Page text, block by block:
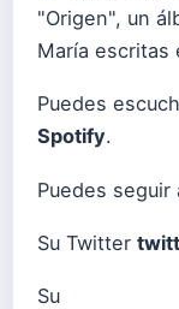
"Origen", un
María escritas
Puedes
Spotify.
Puedes seguir
Su Twitter
Su